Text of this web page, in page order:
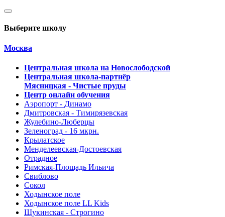
Выберите школу
Москва
Центральная школа на Новослободской
Центральная школа-партнёр
Мясницкая - Чистые пруды
Центр онлайн обучения
Аэропорт - Динамо
Дмитровская - Тимирязевская
Жулебино-Люберцы
Зеленоград - 16 мкрн.
Крылатское
Менделеевская-Достоевская
Отрадное
Римская-Площадь Ильича
Свиблово
Сокол
Ходынское поле
Ходынское поле LL Kids
Щукинская - Строгино